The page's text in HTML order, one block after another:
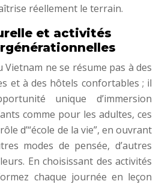
réellement le terrain.
et activités
ne se résume pas à des
et à des hôtels confortables ; il
unique d’immersion
comme pour les adultes, ces
d’“école de la vie”, en ouvrant
modes de pensée, d’autres
En choisissant des activités
chaque journée en leçon